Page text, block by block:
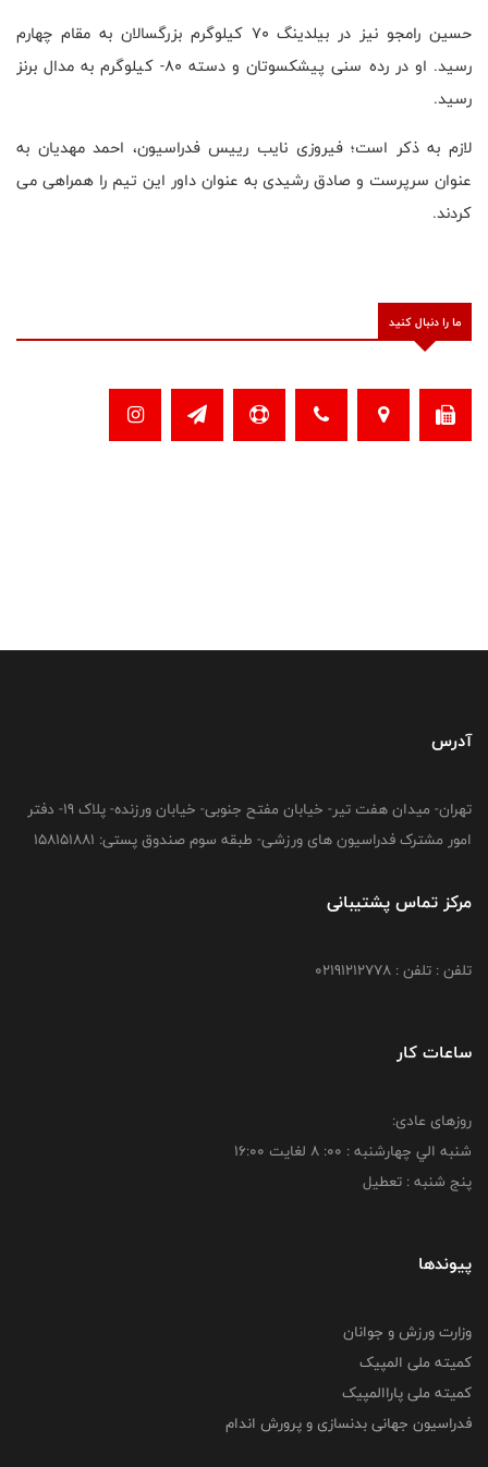
حسین رامجو نیز در بیلدینگ 70 کیلوگرم بزرگسالان به مقام چهارم
رسید. او در رده سنی پیشکسوتان و دسته 80- کیلوگرم به مدال برنز
رسید.
لازم به ذکر است؛ فیروزی نایب رییس فدراسیون، احمد مهدیان به
عنوان سرپرست و صادق رشیدی به عنوان داور این تیم را همراهی می
کردند.
ما را دنبال کنید
آدرس
تهران- میدان هفت تیر- خیابان مفتح جنوبی- خیابان ورزنده- پلاک 19- دفتر
امور مشترک فدراسیون های ورزشی- طبقه سوم صندوق پستی: 158151881
مرکز تماس پشتیبانی
تلفن : تلفن : 02191212778
ساعات کار
روزهای عادی:
شنبه الي چهارشنبه : 00: 8 لغايت 16:00
پنج شنبه : تعطیل
پیوندها
وزارت ورزش و جوانان
کمیته ملی المپیک
کمیته ملی پاراالمپیک
فدراسیون جهانی بدنسازی و پرورش اندام